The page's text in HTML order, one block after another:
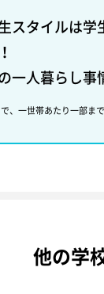
スタイルは
一人暮らし事
、一世帯あたり一部ま
他の学